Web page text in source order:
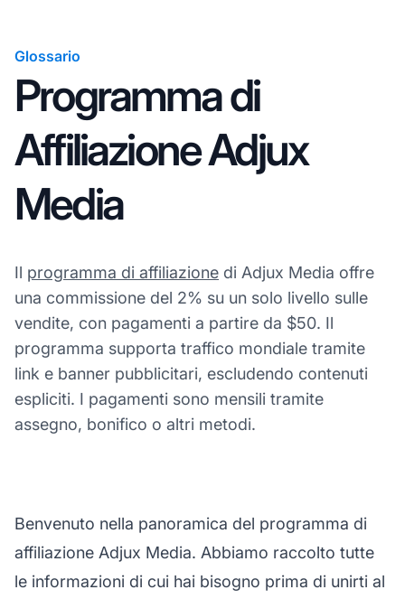
Glossario
Programma di
Affiliazione Adjux
Media
Il programma di affiliazione di Adjux Media offre
una commissione del 2% su un solo livello sulle
vendite, con pagamenti a partire da $50. Il
programma supporta traffico mondiale tramite
link e banner pubblicitari, escludendo contenuti
espliciti. I pagamenti sono mensili tramite
assegno, bonifico o altri metodi.
Benvenuto nella panoramica del programma di
affiliazione Adjux Media. Abbiamo raccolto tutte
le informazioni di cui hai bisogno prima di unirti al